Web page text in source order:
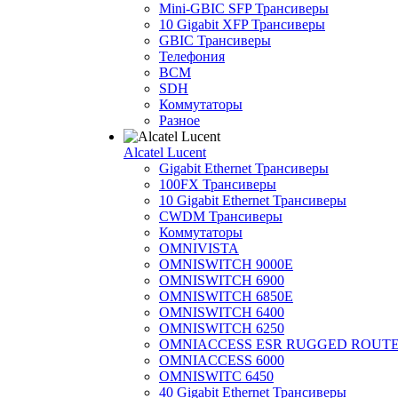
Mini-GBIC SFP Трансиверы
10 Gigabit XFP Трансиверы
GBIC Трансиверы
Телефония
BCM
SDH
Коммутаторы
Разное
Alcatel Lucent
Gigabit Ethernet Трансиверы
100FX Трансиверы
10 Gigabit Ethernet Трансиверы
CWDM Трансиверы
Коммутаторы
OMNIVISTA
OMNISWITCH 9000E
OMNISWITCH 6900
OMNISWITCH 6850E
OMNISWITCH 6400
OMNISWITCH 6250
OMNIACCESS ESR RUGGED
OMNIACCESS 6000
OMNISWITC 6450
40 Gigabit Ethernet Трансиверы